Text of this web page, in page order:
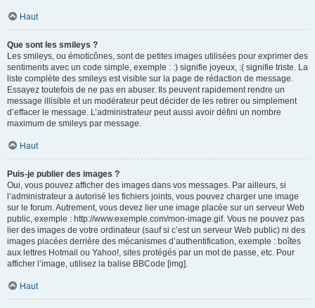
Haut
Que sont les smileys ?
Les smileys, ou émoticônes, sont de petites images utilisées pour exprimer des
sentiments avec un code simple, exemple : :) signifie joyeux, :( signifie triste. La
liste complète des smileys est visible sur la page de rédaction de message.
Essayez toutefois de ne pas en abuser. Ils peuvent rapidement rendre un
message illisible et un modérateur peut décider de les retirer ou simplement
d’effacer le message. L’administrateur peut aussi avoir défini un nombre
maximum de smileys par message.
Haut
Puis-je publier des images ?
Oui, vous pouvez afficher des images dans vos messages. Par ailleurs, si
l’administrateur a autorisé les fichiers joints, vous pouvez charger une image
sur le forum. Autrement, vous devez lier une image placée sur un serveur Web
public, exemple : http://www.exemple.com/mon-image.gif. Vous ne pouvez pas
lier des images de votre ordinateur (sauf si c’est un serveur Web public) ni des
images placées derrière des mécanismes d’authentification, exemple : boîtes
aux lettres Hotmail ou Yahoo!, sites protégés par un mot de passe, etc. Pour
afficher l’image, utilisez la balise BBCode [img].
Haut